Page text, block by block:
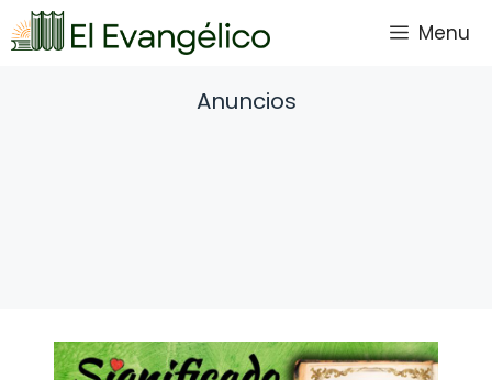
Saltar
al
Menu
Anuncios